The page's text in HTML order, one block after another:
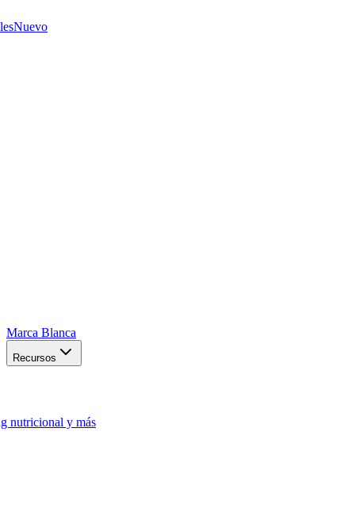
Nuevo
Marca Blanca
Recursos
nutricional y más